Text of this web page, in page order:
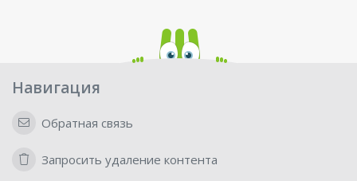
Навигация
Обратная связь
Запросить удаление контента